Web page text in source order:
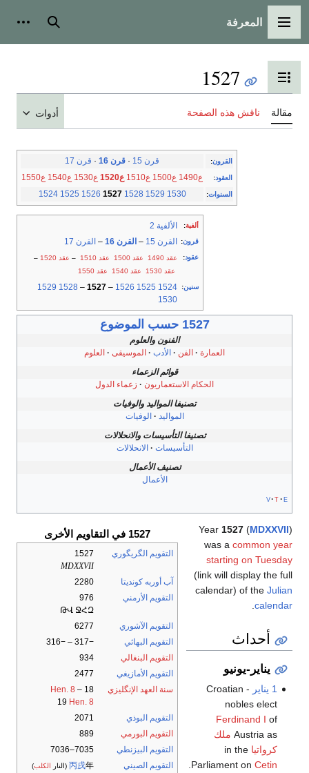
القائمة الرئيسية
المعرفة بحث
تبديل عرض جدول المحتويات
1527
مقالة ناقش هذه الصفحة أدوات
القرون: قرن 15 · قرن 16 · قرن 17
العقود: ع1490 ع1500 ع1510 ع1520 ع1530 ع1540 ع1550
السنوات:
1524 1525 1526 1527 1528 1529 1530
ألفية: الألفية 2
قرون: القرن 15 – القرن 16 – القرن 17
عقود: عقد 1490 عقد 1500 عقد 1510 – عقد 1520
–
عقد 1530
عقد 1540 عقد 1550
سنين:
1524
1525
1526
–
1527
–
1528
1529
1530
1527 حسب الموضوع
الفنون والعلوم
العمارة
الفن الأدب الموسيقى
العلوم
قوائم الزعماء
الحكام الاستعماريون
زعماء الدول
تصنيفا المواليد والوفيات
المواليد
الوفيات
تصنيفا التأسيسات والانحلالات
التأسيسات
الانحلالات
تصنيف الأعمال
الأعمال
v t e
1527 في التقاويم الأخرى
التقويم الگريگوري
1527
MDXXVII
آب أوربه كونديتا
2280
التقويم الأرمني
976
ԹՎ ՋՀԶ
التقويم الآشوري
6277
التقويم البهائي
−317 – −316
التقويم البنغالي
934
التقويم الأمازيغي
2477
سنة العهد الإنگليزي
18
Hen. 8 –
19 Hen. 8
التقويم البوذي
2071
التقويم البورمي
889
التقويم البيزنطي
7035–7036
التقويم الصيني
丙戌年 (النار الكلب)
Year 1527 (MDXXVII)
was a common year
starting on Tuesday
(link will display the full
calendar) of the Julian
calendar
أحداث
يناير-يونيو
1 يناير
- Croatian
nobles elect
Ferdinand I of
Austria as ملك
كرواتيا in the
Parliament on Cetin